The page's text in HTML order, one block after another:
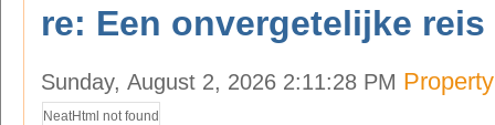
re: Een onvergetelijke reis
Sunday, August 2, 2026 2:11:28 PM
NeatHtml not found